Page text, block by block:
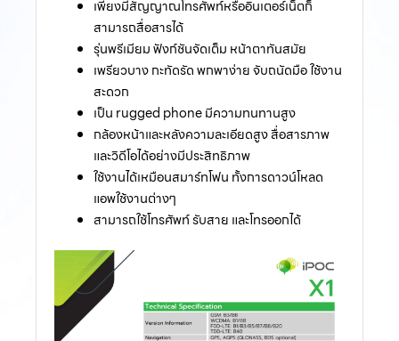
เพียงมีสัญญาณโทรศัพท์หรืออินเตอร์เน็ตก็
สามารถสื่อสารได้
รุ่นพรีเมียม ฟังก์ชันจัดเต็ม หน้าตาทันสมัย
เพรียวบาง กะทัดรัด พกพาง่าย จับถนัดมือ ใช้งาน
สะดวก
เป็น rugged phone มีความทนทานสูง
กล้องหน้าและหลังความละเอียดสูง สื่อสารภาพ
และวิดีโอได้อย่างมีประสิทธิภาพ
ใช้งานได้เหมือนสมาร์ทโฟน ทั้งการดาวน์โหลด
แอพใช้งานต่างๆ
สามารถใช้โทรศัพท์ รับสาย และโทรออกได้